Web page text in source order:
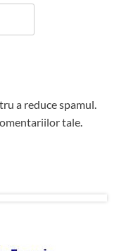
a reduce spamul.
tale.